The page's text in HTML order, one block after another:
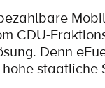
CDU-
Denn